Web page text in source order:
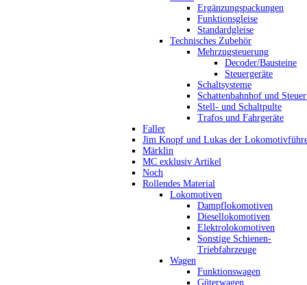
Ergänzungspackungen
Funktionsgleise
Standardgleise
Technisches Zubehör
Mehrzugsteuerung
Decoder/Bausteine
Steuergeräte
Schaltsysteme
Schattenbahnhof und
Stell- und Schaltpulte
Trafos und Fahrgeräte
Faller
Jim Knopf und Lukas der
Märklin
MC exklusiv Artikel
Noch
Rollendes Material
Lokomotiven
Dampflokomotiven
Diesellokomotiven
Elektrolokomotiven
Sonstige Schienen-
Triebfahrzeuge
Wagen
Funktionswagen
Güterwagen